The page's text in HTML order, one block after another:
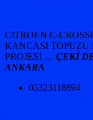
CITROEN C-
KANCASI TOPUZU
PROJESİ … ÇEKİ
ANKARA
05323118894